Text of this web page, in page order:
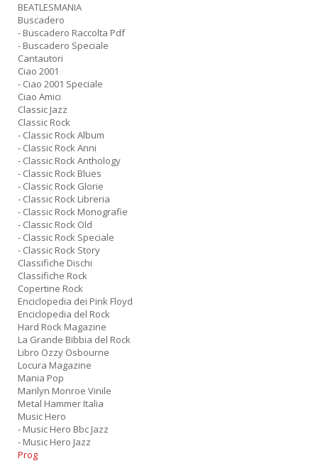
BEATLESMANIA
Buscadero
- Buscadero Raccolta Pdf
- Buscadero Speciale
Cantautori
Ciao 2001
- Ciao 2001 Speciale
Ciao Amici
Classic Jazz
Classic Rock
- Classic Rock Album
- Classic Rock Anni
- Classic Rock Anthology
- Classic Rock Blues
- Classic Rock Glorie
- Classic Rock Libreria
- Classic Rock Monografie
- Classic Rock Old
- Classic Rock Speciale
- Classic Rock Story
Classifiche Dischi
Classifiche Rock
Copertine Rock
Enciclopedia dei Pink Floyd
Enciclopedia del Rock
Hard Rock Magazine
La Grande Bibbia del Rock
Libro Ozzy Osbourne
Locura Magazine
Mania Pop
Marilyn Monroe Vinile
Metal Hammer Italia
Music Hero
- Music Hero Bbc Jazz
- Music Hero Jazz
Prog